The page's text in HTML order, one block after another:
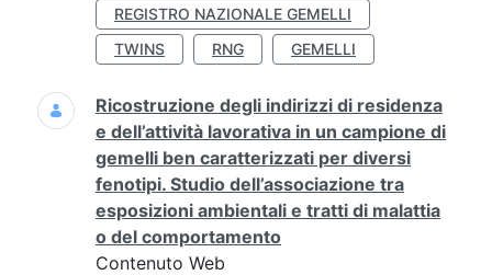
REGISTRO NAZIONALE GEMELLI
TWINS
RNG GEMELLI
Ricostruzione degli indirizzi di residenza
e dell’attività lavorativa in un campione di
gemelli ben caratterizzati per diversi
fenotipi. Studio dell’associazione tra
esposizioni ambientali e tratti di malattia
o del comportamento
Contenuto Web